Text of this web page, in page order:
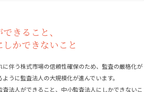
きること、
かできないこと
に伴う株式市場の信頼性確保のため、監査の厳格化が
うに監査法人の大規模化が進んでいます。
査法人ができること、中小監査法人にしかできないこ